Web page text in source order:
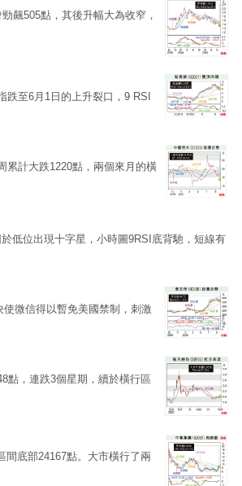
飆505點，其後升幅大為收窄，
至6月1日的上升裂口，9 RSI
累計大跌1220點，兩個來月的橫
低位出現十字星，小時圖9RSI底背馳，短線有
微信得以暫免美國禁制，刺激
點，連跌3個星期，續於橫行區
間底部24167點。大市橫行了兩